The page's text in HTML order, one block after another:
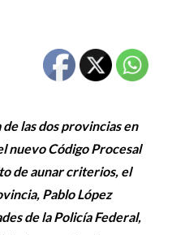
las dos provincias en
nuevo Código Procesal
de aunar criterios, el
Pablo López
de la Policía Federal,